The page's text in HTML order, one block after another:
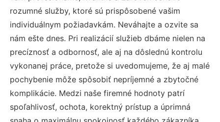
rozumné služby, ktoré sú prispôsobené vašim
individuálnym požiadavkám. Neváhajte a ozvite sa
nám ešte dnes. Pri realizácií služieb dbáme nielen na
precíznosť a odbornosť, ale aj na dôslednú kontrolu
vykonanej práce, pretože si uvedomujeme, že aj malé
pochybenie môže spôsobiť nepríjemné a zbytočné
komplikácie. Medzi naše firemné hodnoty patrí
spoľahlivosť, ochota, korektný prístup a úprimná